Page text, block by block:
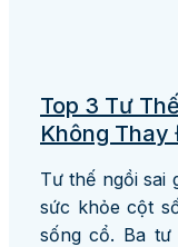
Top 3 Tư
Không Thay
Tư thế ngồi sai
sức khỏe cột
sống cổ. Ba tư